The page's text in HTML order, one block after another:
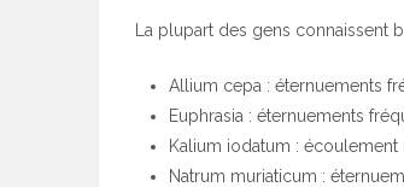
La plupart des gens
Allium cepa : éternuements
Euphrasia : éternuements
Kalium iodatum :
Natrum muriaticum :